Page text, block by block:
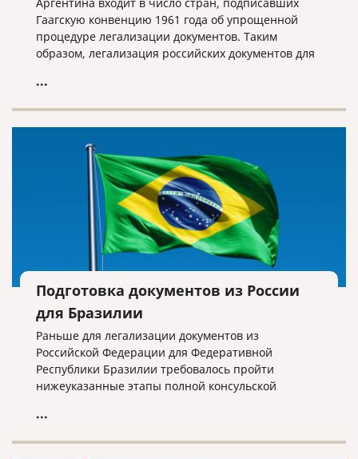
Гаагскую конвенцию 1961 года об упрощенной
процедуре легализации документов. Таким
образом, легализация российских документов для
...
Подготовка документов из России
для Бразилии
Раньше для легализации документов из
Российской Федерации для Федеративной
Республики Бразилии требовалось пройти
нижеуказанные этапы полной консульской
...